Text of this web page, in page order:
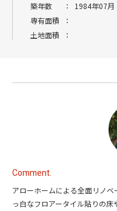
築年数
：
1984年07月
専有面積
：
土地面積
：
Comment.
アローホームによる全面リノ
っ白なフロアータイル貼りの